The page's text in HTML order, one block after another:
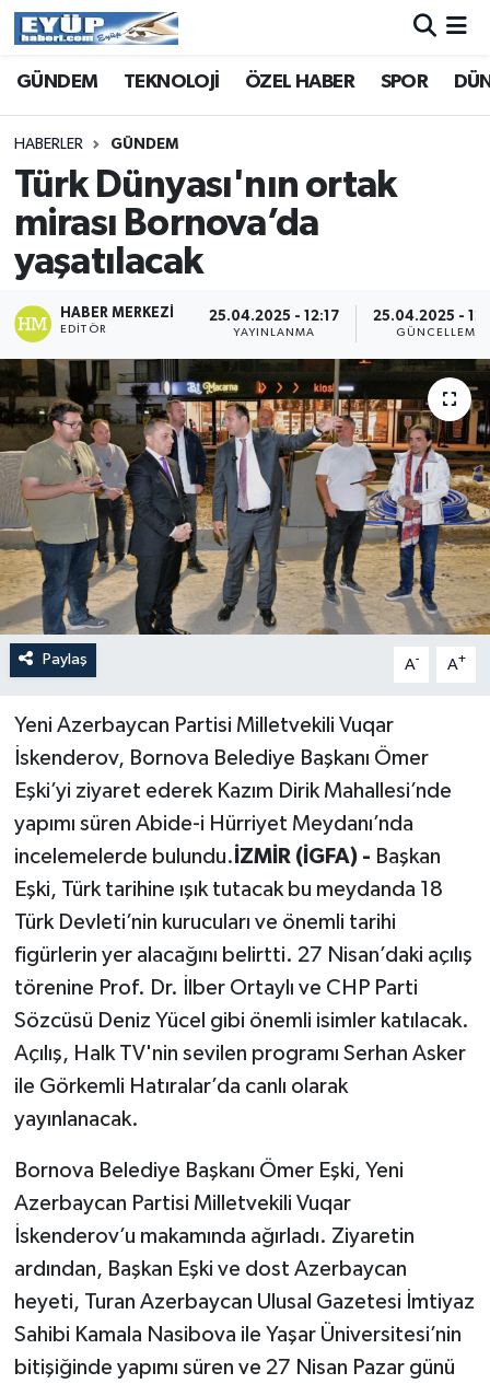
GÜNDEM TEKNOLOJİ ÖZEL HABER SPOR
HABERLER GÜNDEM
Türk Dünyası'nın ortak
mirası Bornova’da
yaşatılacak
HABER MERKEZI
EDITÖR
25.04.2025 - 12:17
YAYINLANMA
25.04.2025 -
GÜNCELLEME
Paylaş A- A+
Yeni Azerbaycan Partisi Milletvekili Vuqar
İskenderov, Bornova Belediye Başkanı Ömer
Eşki’yi ziyaret ederek Kazım Dirik Mahallesi’nde
yapımı süren Abide-i Hürriyet Meydanı’nda
incelemelerde bulundu. İZMİR (İGFA) - Başkan
Eşki, Türk tarihine ışık tutacak bu meydanda 18
Türk Devleti’nin kurucuları ve önemli tarihi
figürlerin yer alacağını belirtti. 27 Nisan’daki açılış
törenine Prof. Dr. İlber Ortaylı ve CHP Parti
Sözcüsü Deniz Yücel gibi önemli isimler katılacak.
Açılış, Halk TV'nin sevilen programı Serhan Asker
ile Görkemli Hatıralar’da canlı olarak
yayınlanacak.
Bornova Belediye Başkanı Ömer Eşki, Yeni
Azerbaycan Partisi Milletvekili Vuqar
İskenderov’u makamında ağırladı. Ziyaretin
ardından, Başkan Eşki ve dost Azerbaycan
heyeti, Turan Azerbaycan Ulusal Gazetesi İmtiyaz
Sahibi Kamala Nasibova ile Yaşar Üniversitesi’nin
bitişiğinde yapımı süren ve 27 Nisan Pazar günü